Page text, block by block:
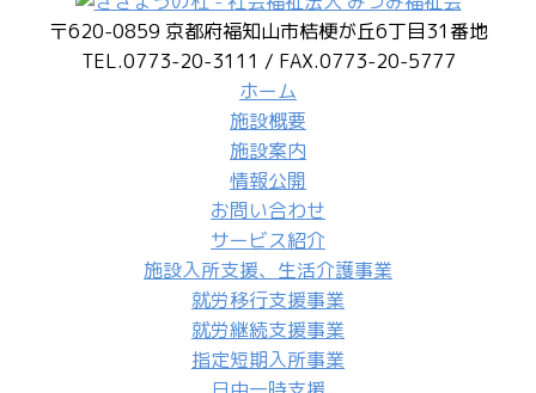
〒620-0859 京都府福知山市桔梗が丘6丁目31番地
TEL.0773-20-3111 / FAX.0773-20-5777
ホーム
施設概要
施設案内
情報公開
お問い合わせ
サービス紹介
施設入所支援、生活介護事業
就労移行支援事業
就労継続支援事業
指定短期入所事業